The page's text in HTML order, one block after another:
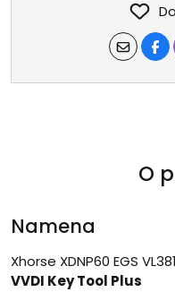
O
Namena
Xhorse XDNP60 EGS
VVDI Key Tool Plus